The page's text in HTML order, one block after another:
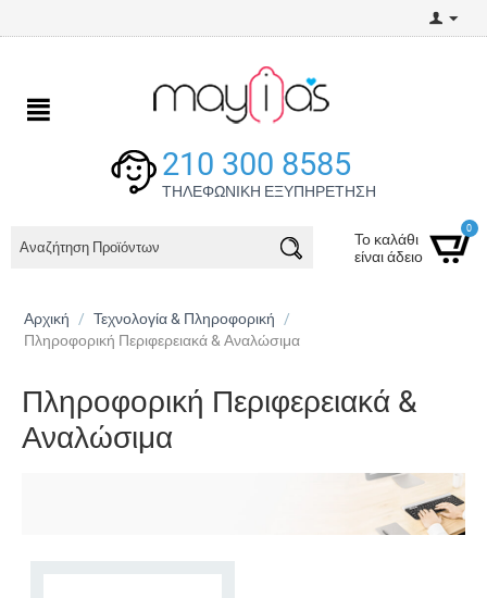
210 300 8585
ΤΗΛΕΦΩΝΙΚΗ ΕΞΥΠΗΡΕΤΗΣΗ
Το καλάθι
είναι άδειο
0
Αρχική / Τεχνολογία & Πληροφορική
/
Πληροφορική Περιφερειακά & Αναλώσιμα
Πληροφορική Περιφερειακά &
Αναλώσιμα